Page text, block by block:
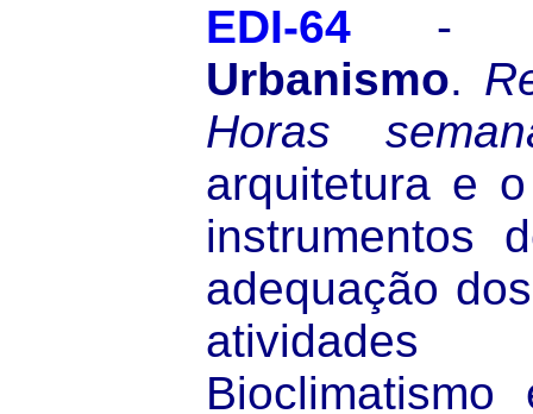
EDI-64
Urbanismo.
Horas
arquitetura e
instrumentos
adequação